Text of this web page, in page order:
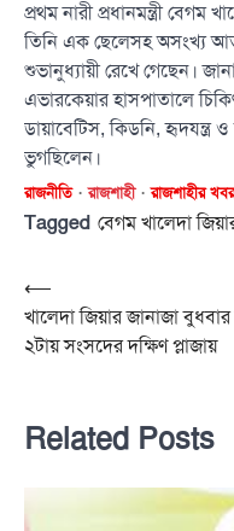
প্রথম নারী প্রধানমন্ত্রী
তিনি এক ছেলেসহ অসংখ্য
শুভানুধ্যায়ী রেখে গেছেন।
এভারকেয়ার হাসপাতালে
ডায়াবেটিস, কিডনি,
ভুগছিলেন।
রাজনীতি রাজশাহী রাজশাহীর খবর
Tagged বেগম খালেদা
Post
navigation
⟵
খালেদা জিয়ার জানাজা
২টায় সংসদের দক্ষিণ প্লাজায়
Related Posts